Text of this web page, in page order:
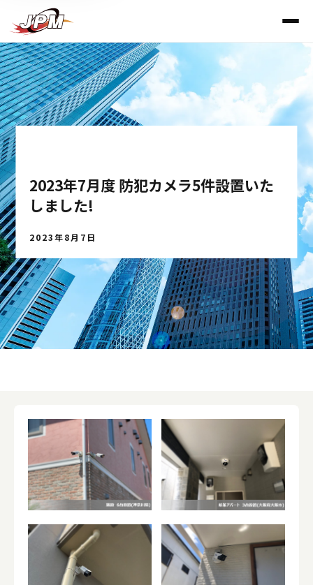
2023年7月度 防犯カメラ5件設置いた
しました!
2023年8月7日